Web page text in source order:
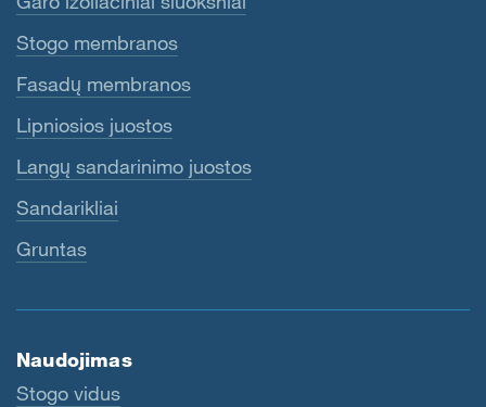
Stogo membranos
Fasadų membranos
Lipniosios juostos
Langų sandarinimo juostos
Sandarikliai
Gruntas
Naudojimas
Stogo vidus